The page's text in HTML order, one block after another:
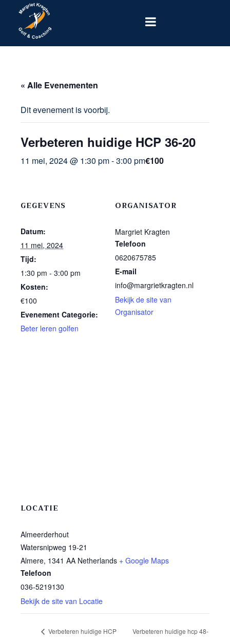
« Alle Evenementen
Dit evenement is voorbij.
Verbeteren huidige HCP 36-20
11 mei, 2024 @ 1:30 pm-3:00 pm€100
GEGEVENS
Datum:
11 mei, 2024
Tijd:
1:30 pm - 3:00 pm
Kosten:
€100
Evenement Categorie:
Beter leren golfen
ORGANISATOR
Margriet Kragten
Telefoon
0620675785
E-mail
info@margrietkragten.nl
Bekijk de site van
Organisator
LOCATIE
Almeerderhout
Watersnipweg 19-21
Almere, 1341 AA Netherlands + Google Maps
Telefoon
036-5219130
Bekijk de site van Locatie
Verbeteren huidige HCP
Verbeteren huidige hcp 48-